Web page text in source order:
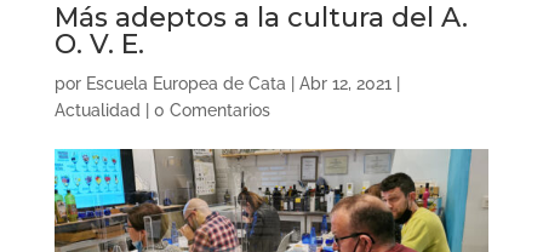
Más adeptos a la cultura del A.
O. V. E.
por Escuela Europea de Cata Abr 12, 2021
Actualidad
0 Comentarios